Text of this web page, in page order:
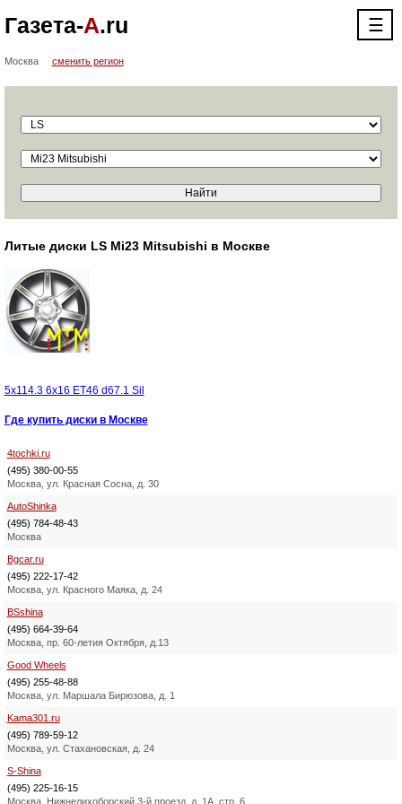
Газета-А.ru ☰
Москва сменить регион
Литые диски LS Mi23 Mitsubishi в Москве
5x114.3 6x16 ET46 d67.1 Sil
Где купить диски в Москве
4tochki.ru
(495) 380-00-55
Москва, ул. Красная Сосна, д. 30
AutoShinka
(495) 784-48-43
Москва
Bgcar.ru
(495) 222-17-42
Москва, ул. Красного Маяка, д. 24
BSshina
(495) 664-39-64
Москва, пр. 60-летия Октября, д.13
Good Wheels
(495) 255-48-88
Москва, ул. Маршала Бирюзова, д. 1
Kama301.ru
(495) 789-59-12
Москва, ул. Стахановская, д. 24
S-Shina
(495) 225-16-15
Москва, Нижнелихоборский 3-й проезд, д. 1А, стр. 6